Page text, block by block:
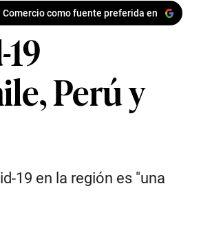
Comercio como fuente preferida en
Perú y
19 en la región es "una